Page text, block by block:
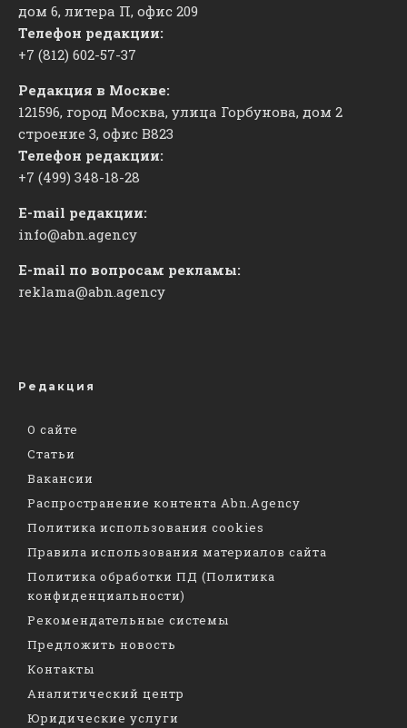
дом 6, литера П, офис 209
Телефон редакции:
+7 (812) 602-57-37
Редакция в Москве:
121596, город Москва, улица Горбунова, дом 2
строение 3, офис ​В823
Телефон редакции:
+7 (499) 348-18-28
E-mail редакции:
info@abn.agency
E-mail по вопросам рекламы:
reklama@abn.agency
Редакция
О сайте
Статьи
Вакансии
Распространение контента Abn.Agency
Политика использования cookies
Правила использования материалов сайта
Политика обработки ПД (Политика
конфиденциальности)
Рекомендательные системы
Предложить новость
Контакты
Аналитический центр
Юридические услуги